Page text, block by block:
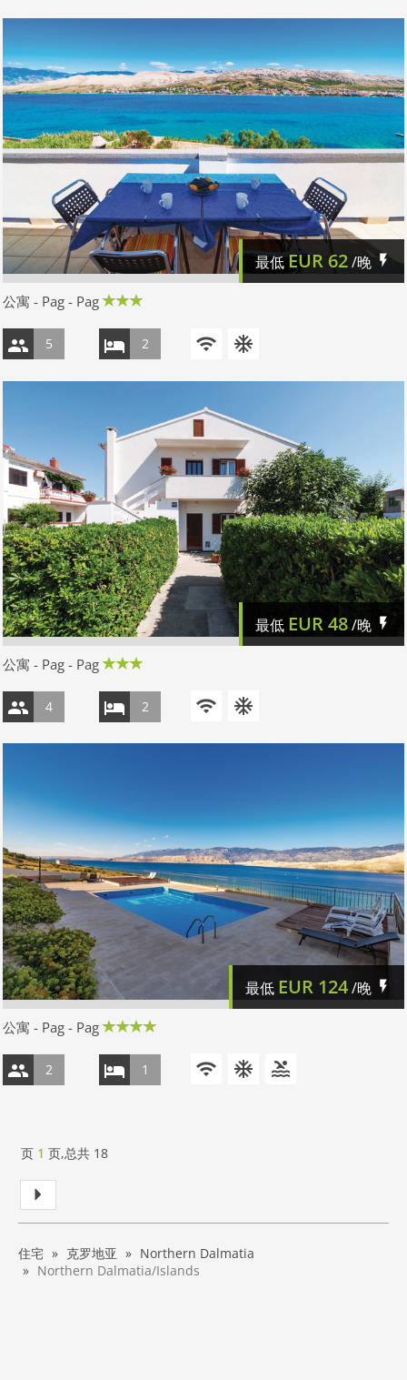
最低EUR 62/晚
公寓 - Pag - Pag
5 2
最低 EUR48/晚
公寓 - Pag - Pag
4 2
最低 EUR 124/晚
公寓 - Pag - Pag
2 1
页 1 页,总共 18
住宅 克罗地亚
Northern Dalmatia
Northern Dalmatia/Islands